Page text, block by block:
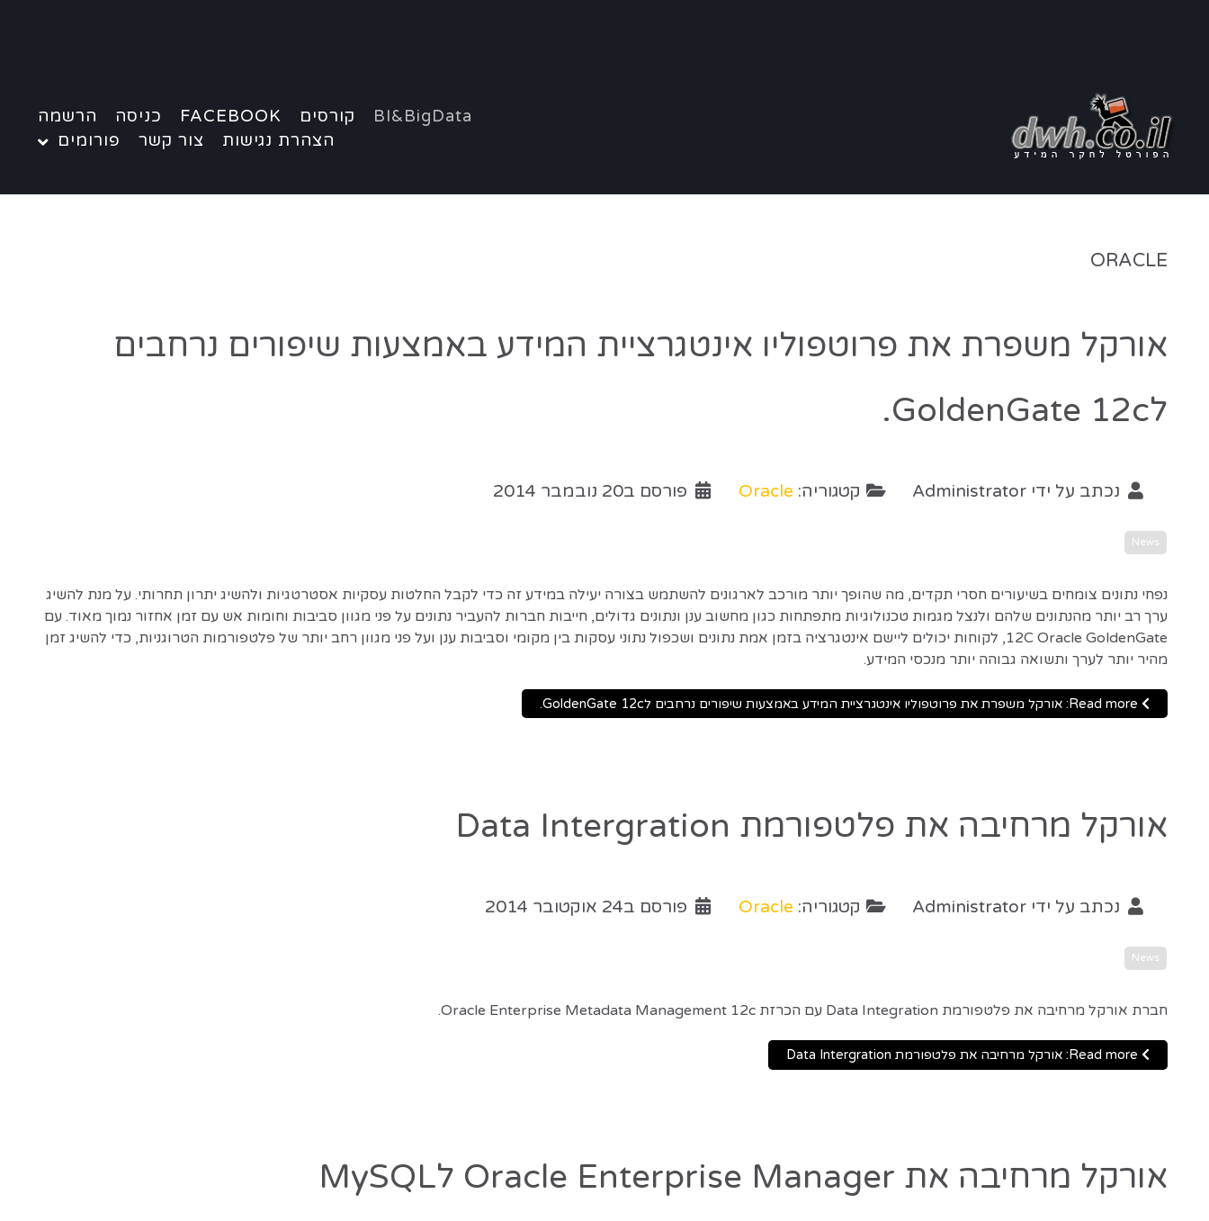
BI&BigData קורסים FACEBOOK כניסה
הרשמה
הצהרת נגישות
צור קשר פורומים
ORACLE
אורקל משפרת את פרוטפוליו אינטגרציית המידע באמצעות שיפורים נרחבים
לGoldenGate 12c.
נכתב על ידי Administrator קטגוריה: Oracle פורסם ב20 נובמבר 2014
News
נפחי נתונים צומחים בשיעורים חסרי תקדים, מה שהופך יותר מורכב לארגונים להשתמש בצורה יעילה במידע זה כדי לקבל החלטות עסקיות אסטרטגיות ולהשיג יתרון תחרותי. על מנת להשיג
ערך רב יותר מהנתונים שלהם ולנצל מגמות טכנולוגיות מתפתחות כגון מחשוב ענן ונתונים גדולים, חייבות חברות להעביר נתונים על פני מגוון סביבות וחומות אש עם זמן אחזור נמוך מאוד. עם
12C Oracle GoldenGate, לקוחות יכולים ליישם אינטגרציה בזמן אמת נתונים ושכפול נתוני עסקות בין מקומי וסביבות ענן ועל פני מגוון רחב יותר של פלטפורמות הטרוגניות, כדי להשיג זמן
מהיר יותר לערך ותשואה גבוהה יותר מנכסי המידע.
אורקל מרחיבה את פלטפורמת Data Intergration
נכתב על ידי Administrator קטגוריה: Oracle פורסם ב24 אוקטובר 2014
News
חברת אורקל מרחיבה את פלטפורמת Data Integration עם הכרזת Oracle Enterprise Metadata Management 12c.
אורקל מרחיבה את Oracle Enterprise Manager לMySQL